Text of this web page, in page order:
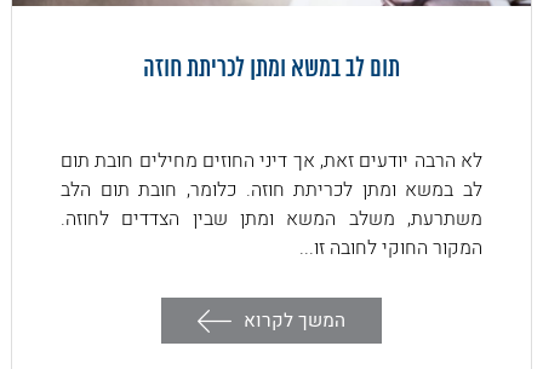
תום לב במשא ומתן לכריתת חוזה
לא הרבה יודעים זאת, אך דיני החוזים מחילים חובת תום
לב במשא ומתן לכריתת חוזה. כלומר, חובת תום הלב
משתרעת, משלב המשא ומתן שבין הצדדים לחוזה.
המקור החוקי לחובה זו...
המשך לקרוא